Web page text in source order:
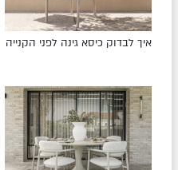
איך לבדוק כיסא גינה לפני הקנייה